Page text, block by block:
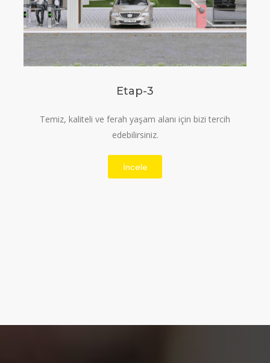
Etap-3
Temiz, kaliteli ve ferah yaşam alanı için bizi tercih
edebilirsiniz.
İncele